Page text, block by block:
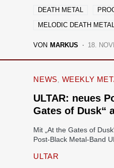
DEATH METAL
MELODIC DEATH
VON MARKUS 18.
NEWS WEEKLY
ULTAR: neues
Gates of Dusk“
Mit „At the Gates of
Post-Black Metal-Band
ULTAR